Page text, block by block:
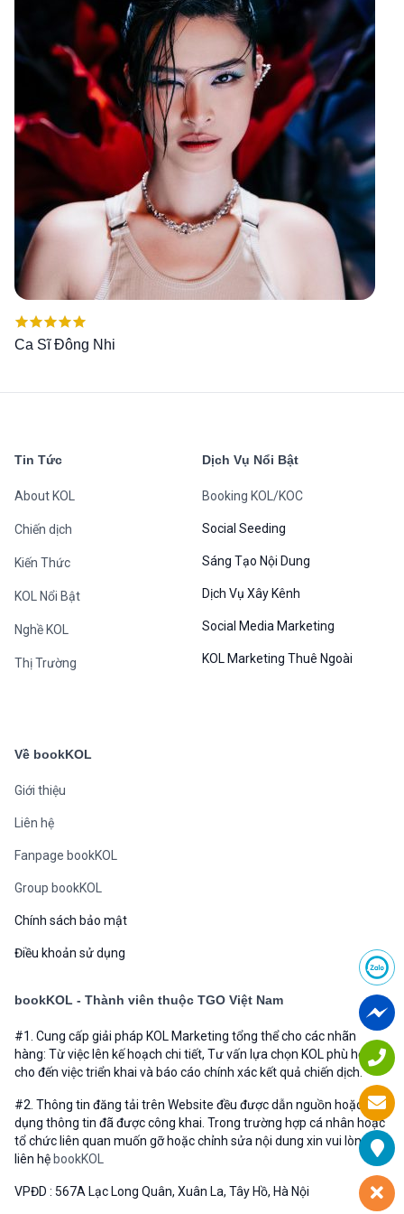
Ca Sĩ Đông Nhi
Được xếp
Tin Tức
About KOL
Chiến dịch
Kiến Thức
KOL Nổi Bật
Nghề KOL
Thị Trường
Dịch Vụ Nổi Bật
Booking KOL/KOC
Social Seeding
Sáng Tạo Nội Dung
Dịch Vụ Xây Kênh
Social Media Marketing
KOL Marketing Thuê Ngoài
Về bookKOL
Giới thiệu
Liên hệ
Fanpage bookKOL
Group bookKOL
Chính sách bảo mật
Điều khoản sử dụng
bookKOL - Thành viên thuộc TGO Việt Nam
#1. Cung cấp giải pháp KOL Marketing tổng thể cho các nhãn
hàng: Từ việc lên kế hoạch chi tiết, Tư vấn lựa chọn KOL phù hợp
cho đến việc triển khai và báo cáo chính xác kết quả chiến dịch.
#2. Thông tin đăng tải trên Website đều được dẫn nguồn hoặc sử
dụng thông tin đã được công khai. Trong trường hợp cá nhân hoặc
tổ chức liên quan muốn gỡ hoặc chỉnh sửa nội dung xin vui lòng
liên hệ bookKOL
VPĐD : 567A Lạc Long Quân, Xuân La, Tây Hồ, Hà Nội